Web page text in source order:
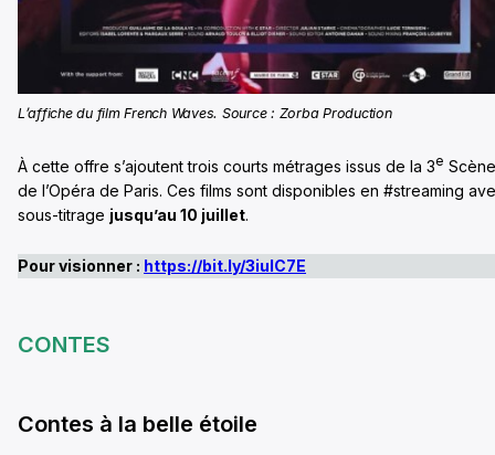
L’affiche du film French Waves. Source : Zorba Production
À cette offre s’ajoutent trois courts métrages issus de la 3e Scène
de l’Opéra de Paris. Ces films sont disponibles en #streaming
sous-titrage jusqu’au 10 juillet.
Pour visionner : https://bit.ly/3iulC7E
CONTES
Contes à la belle étoile